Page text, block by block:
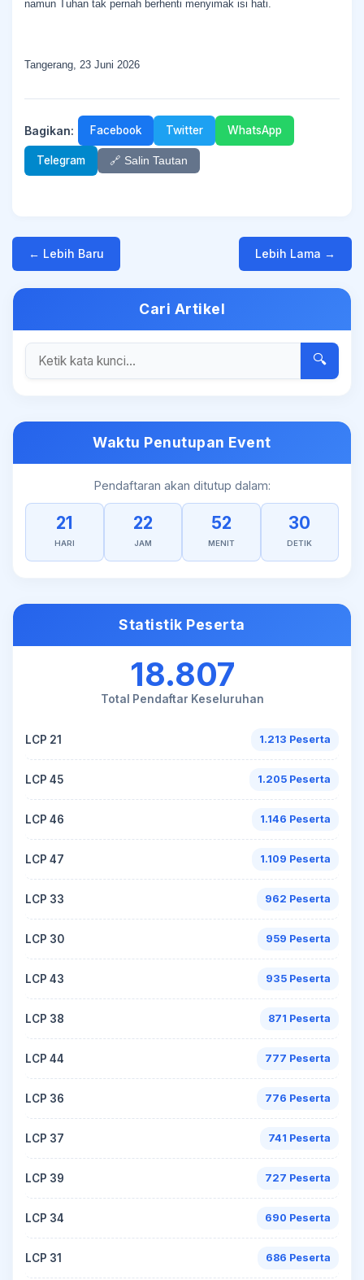
namun Tuhan tak pernah berhenti menyimak isi hati.
Tangerang, 23 Juni 2026
Bagikan: Facebook Twitter WhatsApp
Telegram 🔗 Salin Tautan
← Lebih Baru Lebih Lama →
Cari Artikel
🔍
Waktu Penutupan Event
Pendaftaran akan ditutup dalam:
21
HARI
22
JAM
52
MENIT
30
DETIK
Statistik Peserta
18.807
Total Pendaftar Keseluruhan
LCP 21 1.213 Peserta
LCP 45 1.205 Peserta
LCP 46 1.146 Peserta
LCP 47 1.109 Peserta
LCP 33 962 Peserta
LCP 30 959 Peserta
LCP 43 935 Peserta
LCP 38 871 Peserta
LCP 44 777 Peserta
LCP 36 776 Peserta
LCP 37 741 Peserta
LCP 39 727 Peserta
LCP 34 690 Peserta
LCP 31 686 Peserta